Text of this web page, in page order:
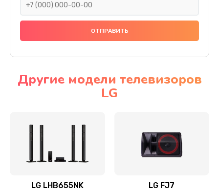
Прошивка
Ремонт механики привода
Ремонт / замена кнопок, клавиш, индикаторов,
Другие модели телевизоров
LG
LG LHB655NK LG FJ7